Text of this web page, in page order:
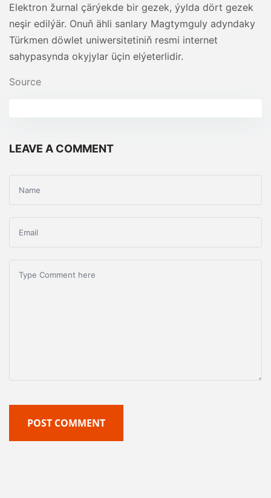
Elektron žurnal çärýekde bir gezek, ýylda dört gezek
neşir edilýär. Onuň ähli sanlary Magtymguly adyndaky
Türkmen döwlet uniwersitetiniň resmi internet
sahypasynda okyjylar üçin elýeterlidir.
Source
LEAVE A COMMENT
POST COMMENT